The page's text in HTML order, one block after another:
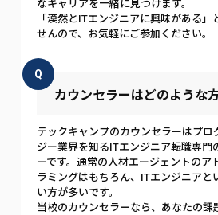
なキャリアを一緒に見つけます。
「漠然とITエンジニアに興味がある」
せんので、お気軽にご参加ください。
Q
カウンセラーはどのような
テックキャンプのカウンセラーはプロ
ジー業界を知るITエンジニア転職専門
ーです。通常の人材エージェントのア
ラミングはもちろん、ITエンジニアと
い方が多いです。
当校のカウンセラーなら、あなたの課